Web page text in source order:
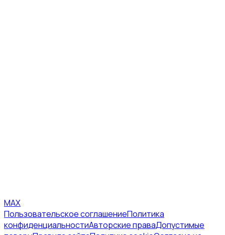
MAX
Пользовательское соглашениеПолитика
конфиденциальностиАвторские праваДопустимые